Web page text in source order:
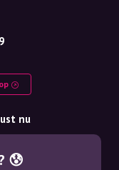
nu
😰